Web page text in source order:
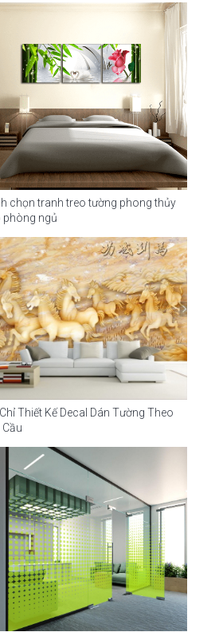
chọn tranh treo tường phong thủy
phòng ngủ
Thiết Kế Decal Dán Tường Theo
Cầu